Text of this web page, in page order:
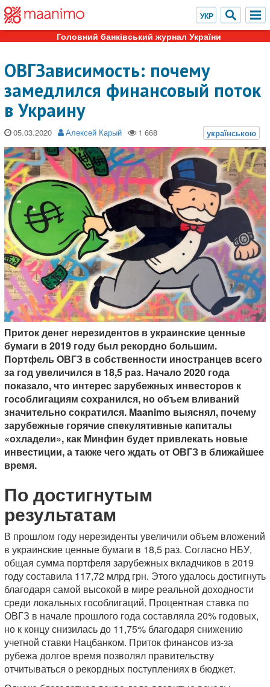
Головний банківський журнал України
ОВГЗависимость: почему
замедлился финансовый поток
в Украину
05.03.2020 Алексей Карый
Приток денег нерезидентов в украинские ценные
бумаги в 2019 году был рекордно большим.
Портфель ОВГЗ в собственности иностранцев всего
за год увеличился в 18,5 раз. Начало 2020 года
показало, что интерес зарубежных инвесторов к
гособлигациям сохранился, но объем вливаний
значительно сократился. Maanimo выяснял, почему
зарубежные горячие спекулятивные капиталы
«охладели», как Минфин будет привлекать новые
инвестиции, а также чего ждать от ОВГЗ в ближайшее
время.
По достигнутым
результатам
В прошлом году нерезиденты увеличили объем вложений
в украинские ценные бумаги в 18,5 раз. Согласно НБУ,
общая сумма портфеля зарубежных вкладчиков в 2019
году составила 117,72 млрд грн. Этого удалось достигнуть
благодаря самой высокой в мире реальной доходности
среди локальных гособлигаций. Процентная ставка по
ОВГЗ в начале прошлого года составляла 20% годовых,
но к концу снизилась до 11,75% благодаря снижению
учетной ставки Нацбанком. Приток финансов из-за
рубежа долгое время позволял правительству
отчитываться о рекордных поступлениях в бюджет.